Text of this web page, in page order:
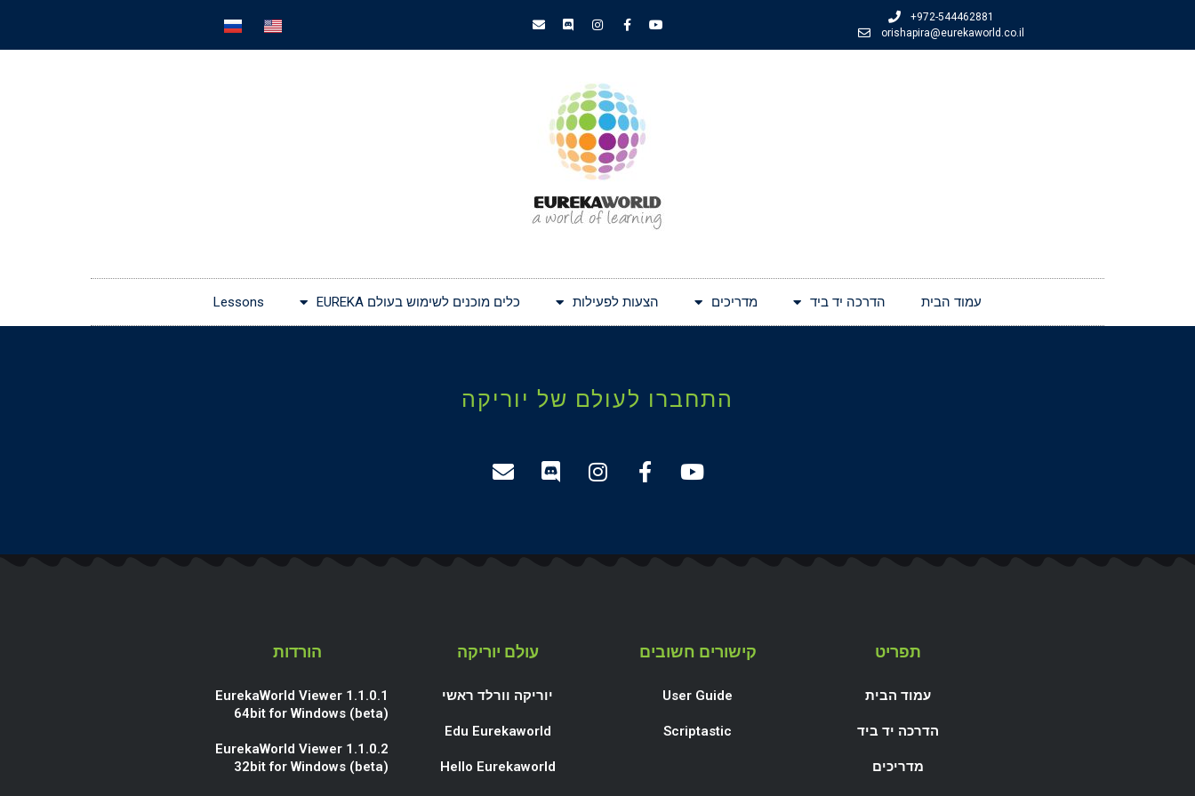
+972-544462881
orishapira@eurekaworld.co.il
עמוד הבית הדרכה יד ביד מדריכים הצעות לפעילות כלים מוכנים לשימוש בעולם EUREKA Lessons
התחברו לעולם של יוריקה
תפריט
עמוד הבית
הדרכה יד ביד
מדריכים
קישורים חשובים
User Guide
Scriptastic
עולם יוריקה
יוריקה וורלד ראשי
Edu Eurekaworld
Hello Eurekaworld
הורדות
EurekaWorld Viewer 1.1.0.1
64bit for Windows (beta)
EurekaWorld Viewer 1.1.0.2
32bit for Windows (beta)